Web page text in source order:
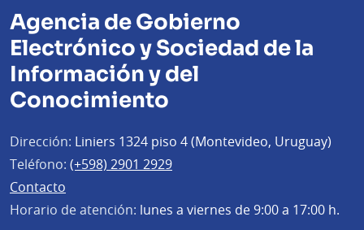
Agencia de Gobierno
Electrónico y Sociedad de la
Información y del
Conocimiento
Dirección: Liniers 1324 piso 4 (Montevideo, Uruguay)
Teléfono: (+598) 2901 2929
Contacto
Horario de atención: lunes a viernes de 9:00 a 17:00 h.